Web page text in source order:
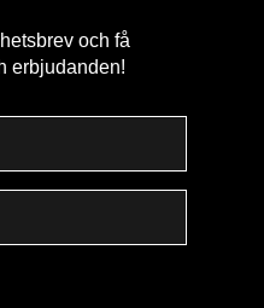
och få
erbjudanden!